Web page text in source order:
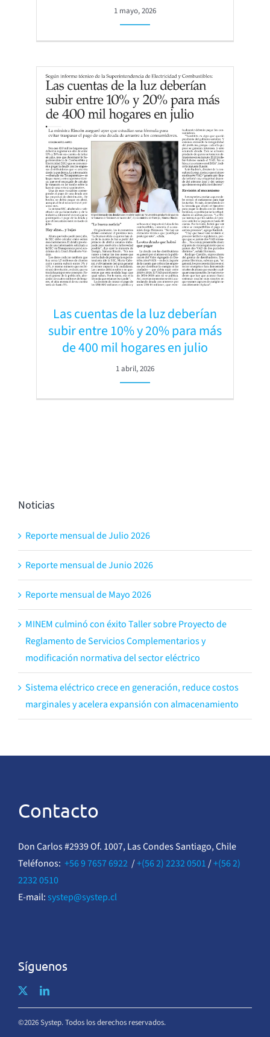
1 mayo, 2026
Las cuentas de la luz deberían
subir entre 10% y 20% para más
de 400 mil hogares en julio
1 abril, 2026
Noticias
Reporte mensual de Julio 2026
Reporte mensual de Junio 2026
Reporte mensual de Mayo 2026
MINEM culminó con éxito Taller sobre Proyecto de
Reglamento de Servicios Complementarios y
modificación normativa del sector eléctrico
Sistema eléctrico crece en generación, reduce costos
marginales y acelera expansión con almacenamiento
Contacto
Don Carlos #2939 Of. 1007, Las Condes Santiago, Chile
Teléfonos: +56 9 7657 6922/+(56 2) 2232 0501/+(56 2)
2232 0510
E-mail: systep@systep.cl
Síguenos
©2026 Systep. Todos los derechos reservados.